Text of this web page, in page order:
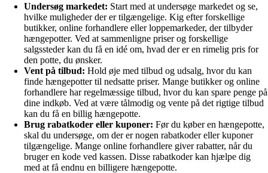
Undersøg markedet: Start med at undersøge markedet og se,
hvilke muligheder der er tilgængelige. Kig efter forskellige
butikker, online forhandlere eller loppemarkeder, der tilbyder
hængepotter. Ved at sammenligne priser og forskellige
salgssteder kan du få en idé om, hvad der er en rimelig pris for
den potte, du ønsker.
Vent på tilbud: Hold øje med tilbud og udsalg, hvor du kan
finde hængepotter til nedsatte priser. Mange butikker og online
forhandlere har regelmæssige tilbud, hvor du kan spare penge på
dine indkøb. Ved at være tålmodig og vente på det rigtige tilbud
kan du få en billig hængepotte.
Brug rabatkoder eller kuponer: Før du køber en hængepotte,
skal du undersøge, om der er nogen rabatkoder eller kuponer
tilgængelige. Mange online forhandlere giver rabatter, når du
bruger en kode ved kassen. Disse rabatkoder kan hjælpe dig
med at få endnu en billigere hængepotte.